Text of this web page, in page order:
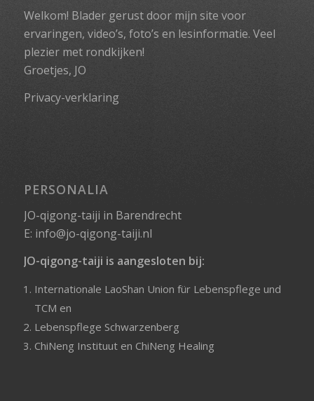
Welkom! Blader gerust door mijn site voor
ervaringen, video’s, foto’s en lesinformatie. Veel
plezier met rondkijken!
Groetjes, JO
Privacy-verklaring
PERSONALIA
JO-qigong-taiji in Barendrecht
E: info@jo-qigong-taiji.nl
JO-qigong-taiji is aangesloten bij:
Internationale LaoShan Union für Lebenspflege und
TCM en
Lebenspflege Schwarzenberg
ChiNeng Instituuten ChiNeng Healing